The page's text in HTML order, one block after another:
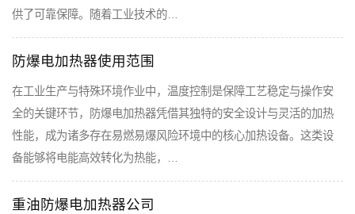
供了可靠保障。随着工业技术的…
防爆电加热器使用范围
在工业生产与特殊环境作业中，温度控制是保障工艺稳定与操作安
全的关键环节，防爆电加热器凭借其独特的安全设计与灵活的加热
性能，成为诸多存在易燃易爆风险环境中的核心加热设备。这类设
备能够将电能高效转化为热能，…
重油防爆电加热器公司